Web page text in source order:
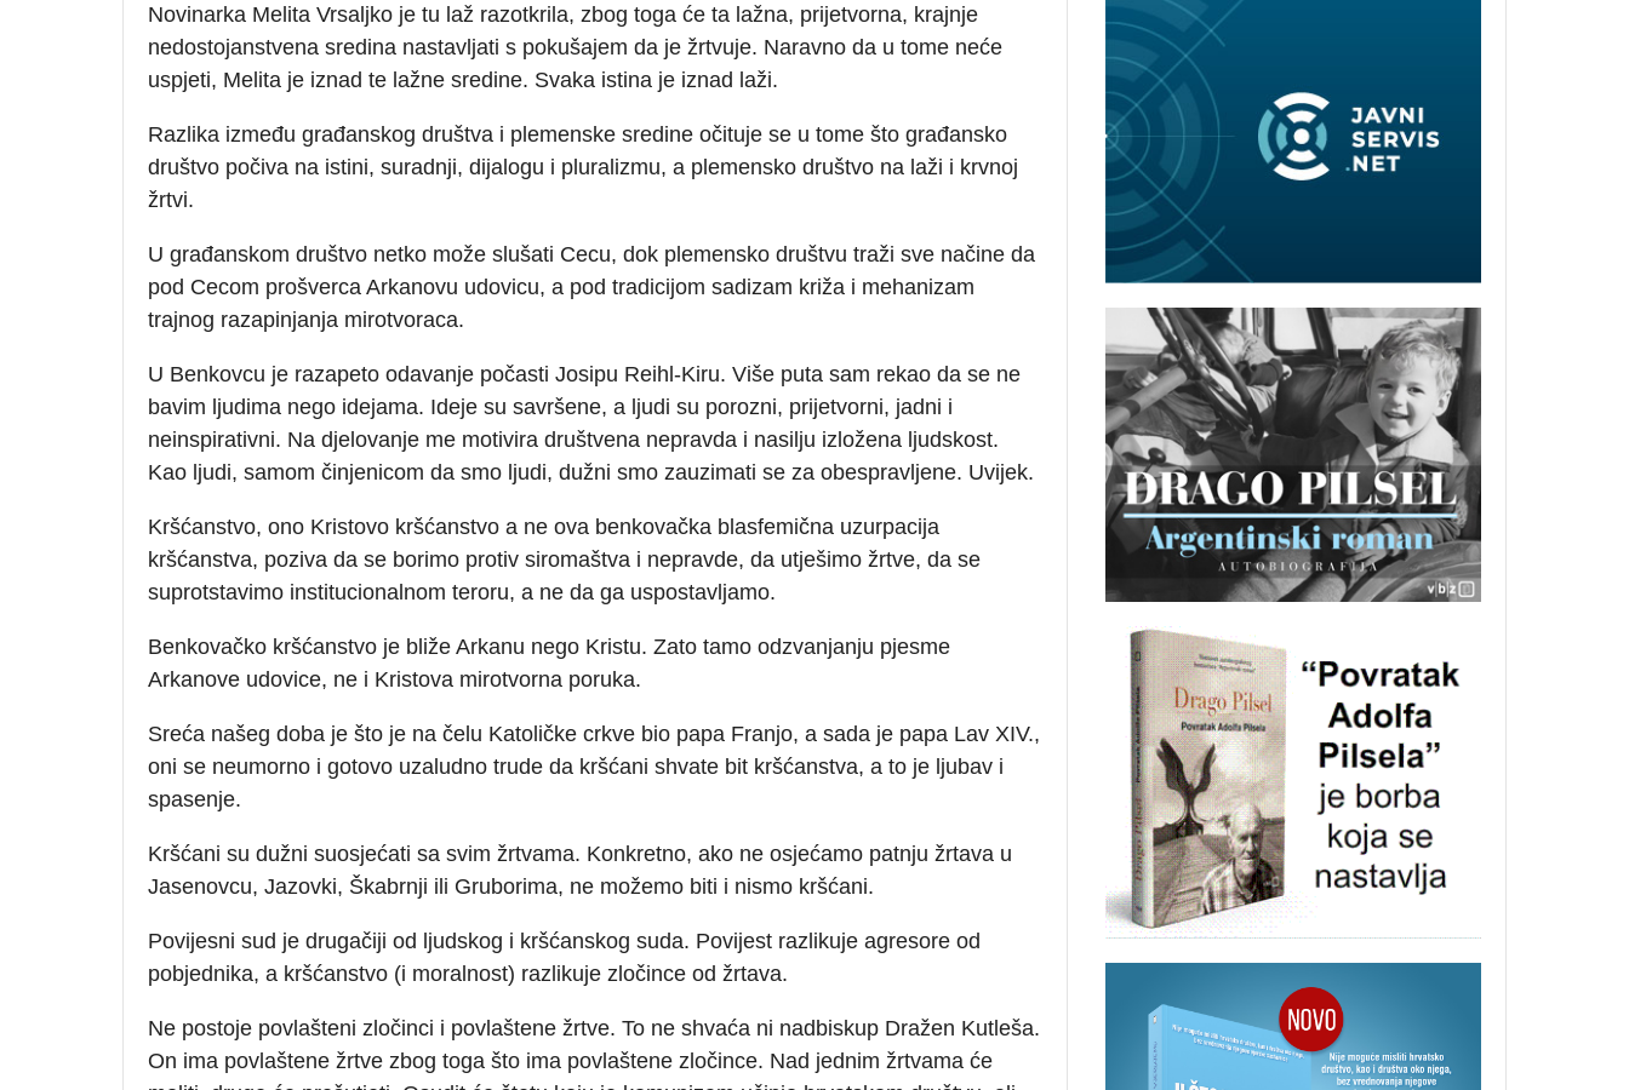
Novinarka Melita Vrsaljko je tu laž razotkrila, zbog toga će ta lažna, prijetvorna, krajnje
nedostojanstvena sredina nastavljati s pokušajem da je žrtvuje. Naravno da u tome neće
uspjeti, Melita je iznad te lažne sredine. Svaka istina je iznad laži.
Razlika između građanskog društva i plemenske sredine očituje se u tome što građansko
društvo počiva na istini, suradnji, dijalogu i pluralizmu, a plemensko društvo na laži i krvnoj
žrtvi.
U građanskom društvo netko može slušati Cecu, dok plemensko društvu traži sve načine da
pod Cecom prošverca Arkanovu udovicu, a pod tradicijom sadizam križa i mehanizam
trajnog razapinjanja mirotvoraca.
U Benkovcu je razapeto odavanje počasti Josipu Reihl-Kiru. Više puta sam rekao da se ne
bavim ljudima nego idejama. Ideje su savršene, a ljudi su porozni, prijetvorni, jadni i
neinspirativni. Na djelovanje me motivira društvena nepravda i nasilju izložena ljudskost.
Kao ljudi, samom činjenicom da smo ljudi, dužni smo zauzimati se za obespravljene. Uvijek.
Kršćanstvo, ono Kristovo kršćanstvo a ne ova benkovačka blasfemična uzurpacija
kršćanstva, poziva da se borimo protiv siromaštva i nepravde, da utješimo žrtve, da se
suprotstavimo institucionalnom teroru, a ne da ga uspostavljamo.
Benkovačko kršćanstvo je bliže Arkanu nego Kristu. Zato tamo odzvanjanju pjesme
Arkanove udovice, ne i Kristova mirotvorna poruka.
Sreća našeg doba je što je na čelu Katoličke crkve bio papa Franjo, a sada je papa Lav XIV.,
oni se neumorno i gotovo uzaludno trude da kršćani shvate bit kršćanstva, a to je ljubav i
spasenje.
Kršćani su dužni suosjećati sa svim žrtvama. Konkretno, ako ne osjećamo patnju žrtava u
Jasenovcu, Jazovki, Škabrnji ili Gruborima, ne možemo biti i nismo kršćani.
Povijesni sud je drugačiji od ljudskog i kršćanskog suda. Povijest razlikuje agresore od
pobjednika, a kršćanstvo (i moralnost) razlikuje zločince od žrtava.
Ne postoje povlašteni zločinci i povlaštene žrtve. To ne shvaća ni nadbiskup Dražen Kutleša.
On ima povlaštene žrtve zbog toga što ima povlaštene zločince. Nad jednim žrtvama će